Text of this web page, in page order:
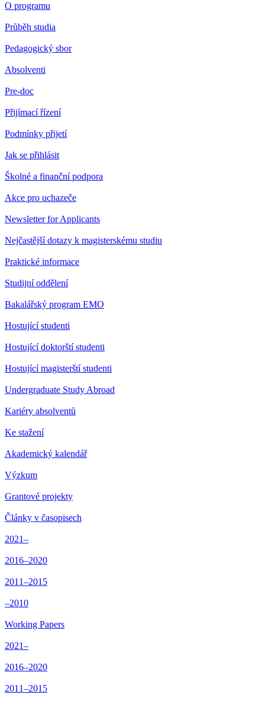
O programu
Průběh studia
Pedagogický sbor
Absolventi
Pre-doc
Přijímací řízení
Podmínky přijetí
Jak se přihlásit
Školné a finanční podpora
Akce pro uchazeče
Newsletter for Applicants
Nejčastější dotazy k magisterskému studiu
Praktické informace
Studijní oddělení
Bakalářský program EMO
Hostující studenti
Hostující doktorští studenti
Hostující magisterští studenti
Undergraduate Study Abroad
Kariéry absolventů
Ke stažení
Akademický kalendář
Výzkum
Grantové projekty
Články v časopisech
2021–
2016–2020
2011–2015
–2010
Working Papers
2021–
2016–2020
2011–2015